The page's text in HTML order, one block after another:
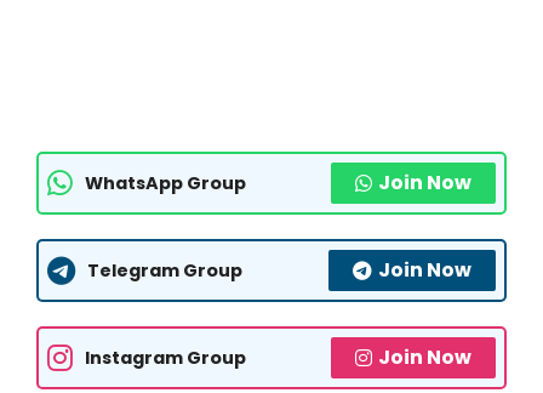
WhatsApp Group Join Now
Telegram Group Join Now
Instagram Group Join Now